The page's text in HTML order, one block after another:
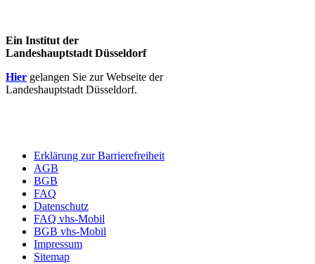
Ein Institut der
Landeshauptstadt Düsseldorf
Hier gelangen Sie zur Webseite der
Landeshauptstadt Düsseldorf.
Erklärung zur Barrierefreiheit
AGB
BGB
FAQ
Datenschutz
FAQ vhs-Mobil
BGB vhs-Mobil
Impressum
Sitemap